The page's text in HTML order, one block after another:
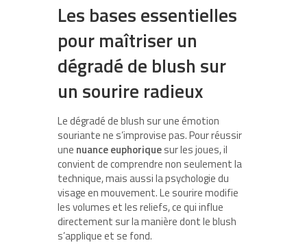
Les bases essentielles
pour maîtriser un
dégradé de blush sur
un sourire radieux
Le dégradé de blush sur une émotion
souriante ne s’improvise pas. Pour réussir
une nuance euphoriquesur les joues, il
convient de comprendre non seulement la
technique, mais aussi la psychologie du
visage en mouvement. Le sourire modifie
les volumes et les reliefs, ce qui influe
directement sur la manière dont le blush
s’applique et se fond.